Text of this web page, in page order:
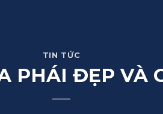
TIN TỨC
PHÁI ĐẸP VÀ